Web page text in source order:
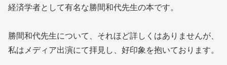
経済学者として有名な勝間和代先生の本です。
勝間和代先生について、それほど詳しくはありませんが、
私はメディア出演にて拝見し、好印象を抱いております。